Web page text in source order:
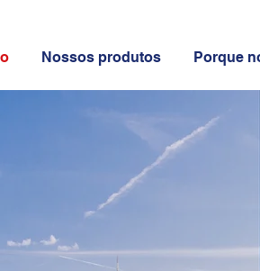
Nossos produtos Porque